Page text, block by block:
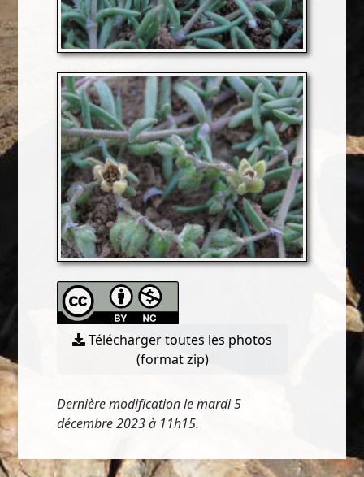
Télécharger toutes les photos
(format zip)
Dernière modification le mardi 5
décembre 2023 à 11h15.